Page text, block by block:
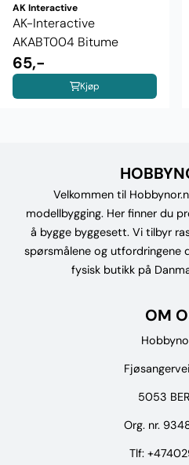
AK Interactive
AK-Interactive
AKABT004 Bitume
65,-
Kjøp
Velkommen til
modellbygging. Her finner du
å bygge byggesett. Vi tilbyr
spørsmålene og utfordringene
fysisk butikk på
OM
5053
Org. nr.
Tlf: